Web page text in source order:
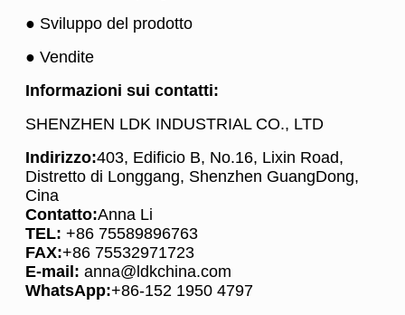
● Sviluppo del prodotto
● Vendite
Informazioni sui contatti:
SHENZHEN LDK INDUSTRIAL CO., LTD
Indirizzo:403, Edificio B, No.16, Lixin Road,
Distretto di Longgang, Shenzhen GuangDong,
Cina
Contatto:Anna Li
TEL: +86 75589896763
FAX:+86 75532971723
E-mail: anna@ldkchina.com
WhatsApp:+86-152 1950 4797